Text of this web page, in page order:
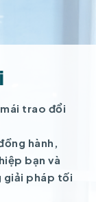
trao đổi
hành,
bạn và
giải pháp tối